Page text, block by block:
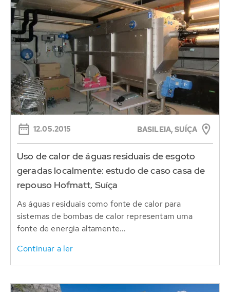
12.05.2015 BASILEIA, SUÍÇA
Uso de calor de águas residuais de esgoto
geradas localmente: estudo de caso casa de
repouso Hofmatt, Suíça
As águas residuais como fonte de calor para
sistemas de bombas de calor representam uma
fonte de energia altamente...
Continuar a ler